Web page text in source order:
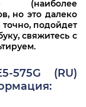
(наиболее
но это далеко
подойдет
свяжитесь с
575G (RU)